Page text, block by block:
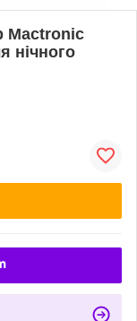
Mactronic
нічного